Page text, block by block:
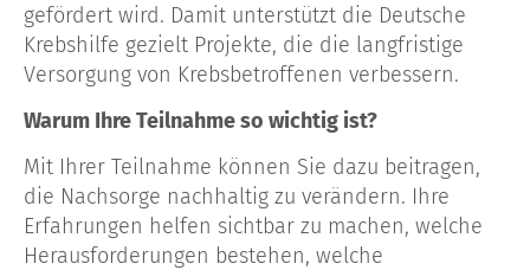
gefördert wird. Damit unterstützt die Deutsche
Krebshilfe gezielt Projekte, die die langfristige
Versorgung von Krebsbetroffenen verbessern.
Warum Ihre Teilnahme so wichtig ist?
Mit Ihrer Teilnahme können Sie dazu beitragen,
die Nachsorge nachhaltig zu verändern. Ihre
Erfahrungen helfen sichtbar zu machen, welche
Herausforderungen bestehen, welche